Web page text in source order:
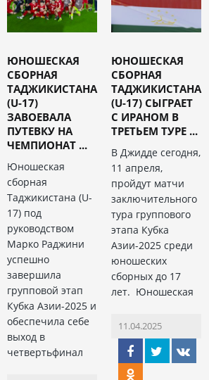
ЮНОШЕСКАЯ
СБОРНАЯ
ТАДЖИКИСТАНА
(U-17)
ЗАВОЕВАЛА
ПУТЕВКУ НА
ЧЕМПИОНАТ ...
Юношеская
сборная
Таджикистана (U-
17) под
руководством
Марко Раджини
успешно
завершила
групповой этап
Кубка Азии-2025 и
обеспечила себе
выход в
четвертьфинал
ЮНОШЕСКАЯ
СБОРНАЯ
ТАДЖИКИСТАНА
(U-17) СЫГРАЕТ
С ИРАНОМ В
ТРЕТЬЕМ ТУРЕ ...
В Джидде сегодня,
11 апреля,
пройдут матчи
заключительного
тура группового
этапа Кубка
Азии-2025 среди
юношеских
сборных до 17
лет. Юношеская
11.04.2025